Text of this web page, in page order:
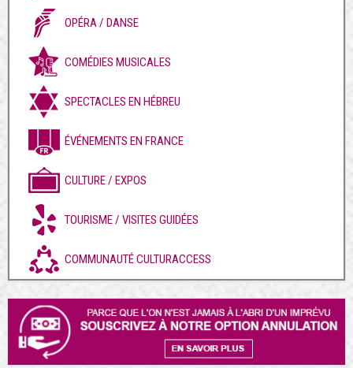
OPÉRA / DANSE
COMÉDIES MUSICALES
SPECTACLES EN HÉBREU
ÉVÉNEMENTS EN FRANCE
CULTURE / EXPOS
TOURISME / VISITES GUIDÉES
COMMUNAUTÉ CULTURACCESS